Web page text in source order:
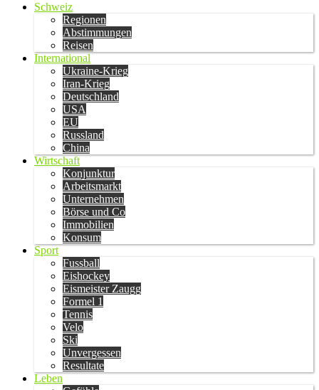
Schweiz
Regionen
Abstimmungen
Reisen
International
Ukraine-Krieg
Iran-Krieg
Deutschland
USA
EU
Russland
China
Wirtschaft
Konjunktur
Arbeitsmarkt
Unternehmen
Börse und Co
Immobilien
Konsum
Sport
Fussball
Eishockey
Eismeister Zaugg
Formel 1
Tennis
Velo
Ski
Unvergessen
Resultate
Leben